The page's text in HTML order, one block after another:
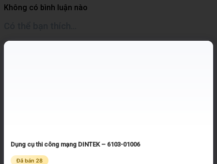
Không có bình luận nào
Dụng cụ thi công mạng DINTEK – 6103-01006
Đã bán 28